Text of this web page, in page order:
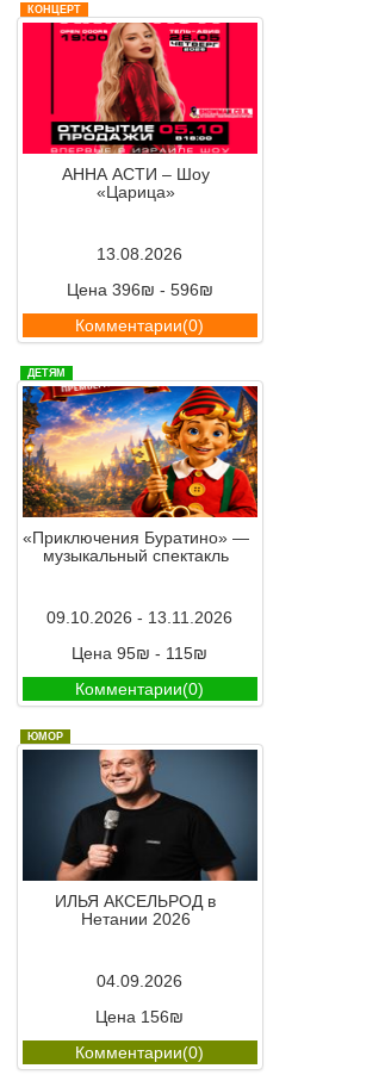
КОНЦЕРТ
АННА АСТИ – Шоу
«Царица»
13.08.2026
Цена 396₪ - 596₪
Комментарии(0)
ДЕТЯМ
«Приключения Буратино» —
музыкальный спектакль
09.10.2026 - 13.11.2026
Цена 95₪ - 115₪
Комментарии(0)
ЮМОР
ИЛЬЯ АКСЕЛЬРОД в
Нетании 2026
04.09.2026
Цена 156₪
Комментарии(0)